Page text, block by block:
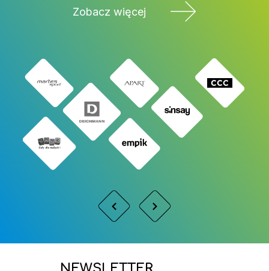
Zobacz więcej